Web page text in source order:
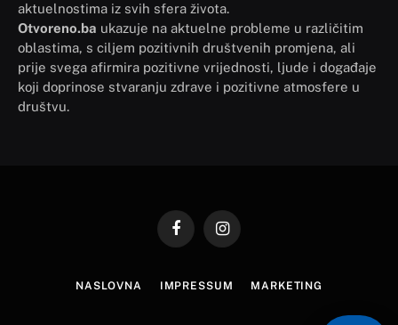
aktuelnostima iz svih sfera života.
Otvoreno.ba ukazuje na aktuelne probleme u različitim
oblastima, s ciljem pozitivnih društvenih promjena, ali
prije svega afirmira pozitivne vrijednosti, ljude i događaje
koji doprinose stvaranju zdrave i pozitivne atmosfere u
društvu.
FacebookInstagram
NASLOVNA IMPRESSUM MARKETING